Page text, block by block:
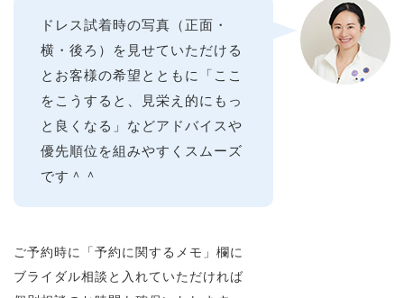
ドレス試着時の写真（正面・
横・後ろ）を見せていただける
とお客様の希望とともに「ここ
をこうすると、見栄え的にもっ
と良くなる」などアドバイスや
優先順位を組みやすくスムーズ
です＾＾
ご予約時に「予約に関するメモ」欄に
ブライダル相談と入れていただければ